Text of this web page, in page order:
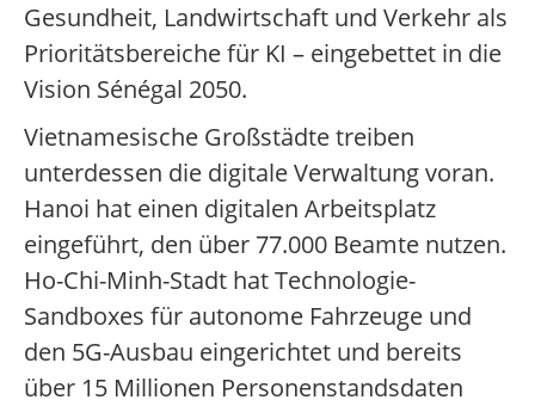
Gesundheit, Landwirtschaft und Verkehr als
Prioritätsbereiche für KI – eingebettet in die
Vision Sénégal 2050.
Vietnamesische Großstädte treiben
unterdessen die digitale Verwaltung voran.
Hanoi hat einen digitalen Arbeitsplatz
eingeführt, den über 77.000 Beamte nutzen.
Ho-Chi-Minh-Stadt hat Technologie-
Sandboxes für autonome Fahrzeuge und
den 5G-Ausbau eingerichtet und bereits
über 15 Millionen Personenstandsdaten